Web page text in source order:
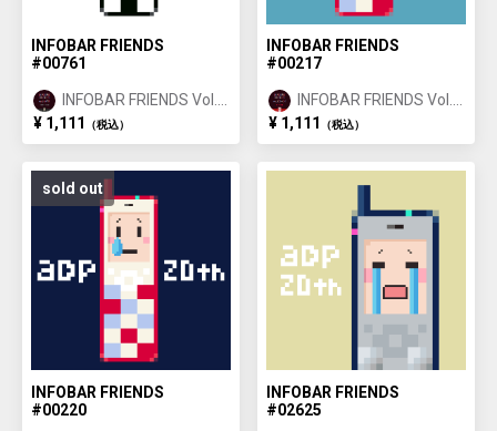
INFOBAR FRIENDS
#00761
INFOBAR FRIENDS Vol.1
ICHIMATSU ①
¥ 1,111 （税込）
INFOBAR FRIENDS
#00217
INFOBAR FRIENDS Vol.1
NISHIKIGOI ①
¥ 1,111 （税込）
sold out
INFOBAR FRIENDS
#00220
INFOBAR FRIENDS
#02625